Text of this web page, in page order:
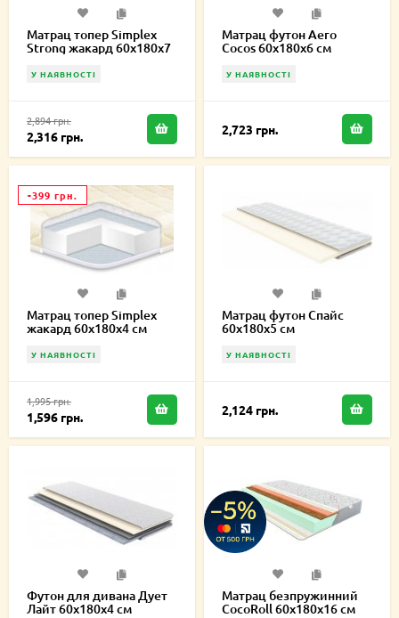
Матрац топер Simplex
Strong жакард 60х180х7
У НАЯВНОСТІ
2,894 грн.
2,316 грн.
Матрац футон Aero
Cocos 60х180х6 см
У НАЯВНОСТІ
2,723 грн.
-399 грн.
Матрац топер Simplex
жакард 60х180х4 см
У НАЯВНОСТІ
1,995 грн.
1,596 грн.
Матрац футон Спайс
60х180х5 см
У НАЯВНОСТІ
2,124 грн.
Футон для дивана Дует
Лайт 60х180х4 см
Матрац безпружинний
CocoRoll 60х180х16 см